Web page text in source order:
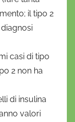
il tipo 2
casi di tipo
2 non ha
di insulina
valori